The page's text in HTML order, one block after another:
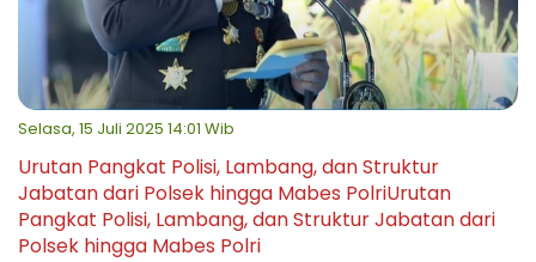
Selasa, 15 Juli 2025 14:01 Wib
Urutan Pangkat Polisi, Lambang, dan Struktur
Jabatan dari Polsek hingga Mabes PolriUrutan
Pangkat Polisi, Lambang, dan Struktur Jabatan dari
Polsek hingga Mabes Polri